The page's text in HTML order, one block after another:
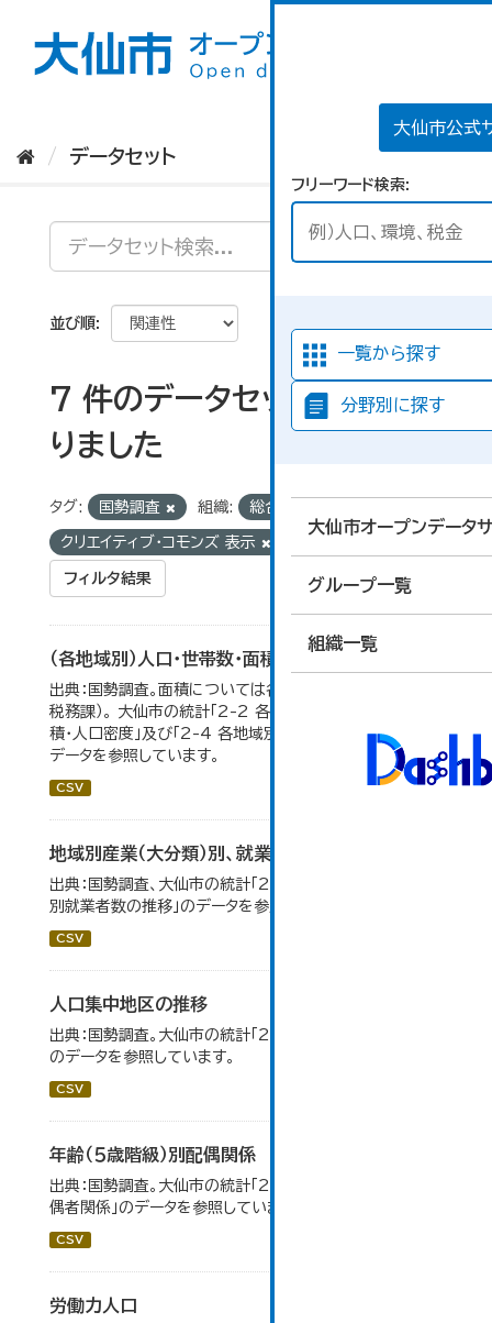
大仙市公式
フリーワード検索
一覧から探す
分野別に探す
大仙市オープンデータ
グループ一覧
組織一覧
データセット
並び順
7 件のデータセットが見つか
りました
タグ: 国勢調査 組織: 総合政策課
クリエイティブ・コモンズ 表示
フィルタ結果
（各地域別）人口・世帯数・面積・人口密度
出典：国勢調査。面積については各年１月１日時点（大仙市
税務課）。 大仙市の統計「2-2 各地域別人口・人口増減・面
積・人口密度」及び「2-4 各地域別人口・世帯数の推移」の
データを参照しています。
CSV
地域別産業（大分類）別、就業者数
出典：国勢調査、大仙市の統計「2-8 地域別産業（大分類）
別就業者数の推移」のデータを参照しています。
CSV
人口集中地区の推移
出典：国勢調査。大仙市の統計「2-3 人口集中地区の推移」
のデータを参照しています。
CSV
年齢（５歳階級）別配偶関係
出典：国勢調査。大仙市の統計「2-12 年齢（5歳階級）別配
偶者関係」のデータを参照しています。
CSV
労働力人口